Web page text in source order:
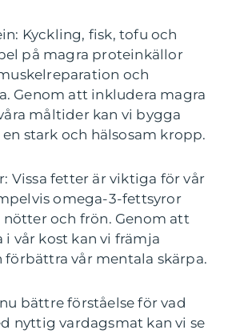
Kyckling, fisk, tofu och
på magra proteinkällor
och
Genom att inkludera magra
måltider kan vi bygga
stark och hälsosam kropp.
Vissa fetter är viktiga för vår
omega-3-fettsyror
nötter och frön. Genom att
i vår kost kan vi främja
förbättra vår mentala skärpa.
bättre förståelse för vad
nyttig vardagsmat kan vi se